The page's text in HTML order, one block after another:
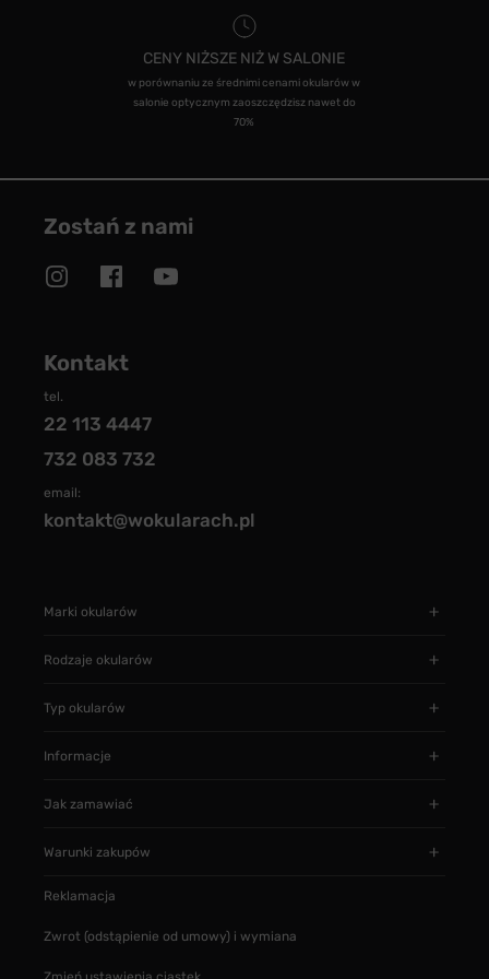
CENY NIŻSZE NIŻ W SALONIE
w porównaniu ze średnimi cenami okularów w
salonie optycznym zaoszczędzisz nawet do
70%
Zostań z nami
Kontakt
tel.
22 113 4447
732 083 732
email:
kontakt@wokularach.pl
Marki okularów
Rodzaje okularów
Typ okularów
Informacje
Jak zamawiać
Warunki zakupów
Reklamacja
Zwrot (odstąpienie od umowy) i wymiana